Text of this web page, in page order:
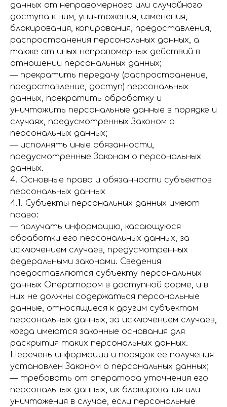
данных от неправомерного или случайного
доступа к ним, уничтожения, изменения,
блокирования, копирования, предоставления,
распространения персональных данных, а
также от иных неправомерных действий в
отношении персональных данных;
— прекратить передачу (распространение,
предоставление, доступ) персональных
данных, прекратить обработку и
уничтожить персональные данные в порядке и
случаях, предусмотренных Законом о
персональных данных;
— исполнять иные обязанности,
предусмотренные Законом о персональных
данных.
4. Основные права и обязанности субъектов
персональных данных
4.1. Субъекты персональных данных имеют
право:
— получать информацию, касающуюся
обработки его персональных данных, за
исключением случаев, предусмотренных
федеральными законами. Сведения
предоставляются субъекту персональных
данных Оператором в доступной форме, и в
них не должны содержаться персональные
данные, относящиеся к другим субъектам
персональных данных, за исключением случаев,
когда имеются законные основания для
раскрытия таких персональных данных.
Перечень информации и порядок ее получения
установлен Законом о персональных данных;
— требовать от оператора уточнения его
персональных данных, их блокирования или
уничтожения в случае, если персональные